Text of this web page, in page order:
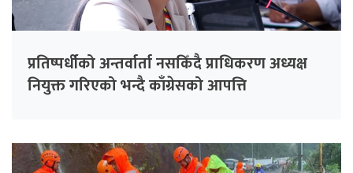
प्रतिष्पर्धीको अन्तर्वार्ता नसकिँदै प्राधिकरण अध्यक्ष
नियुक्त गरिएको भन्दै काँग्रेसको आपत्ति